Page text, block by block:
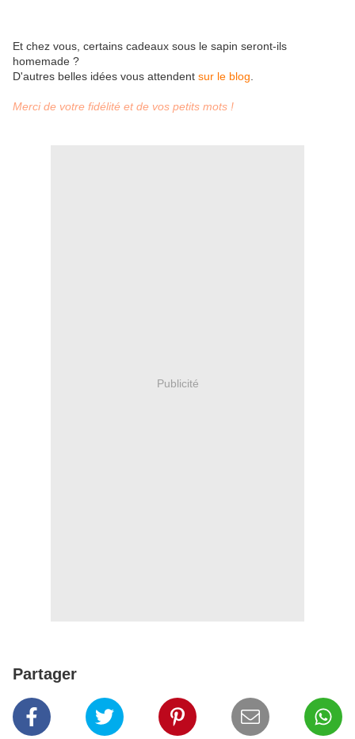
Et chez vous, certains cadeaux sous le sapin seront-ils
homemade ?
D'autres belles idées vous attendent sur le blog
Merci de votre fidélité et de vos petits mots !
Publicité
Partager